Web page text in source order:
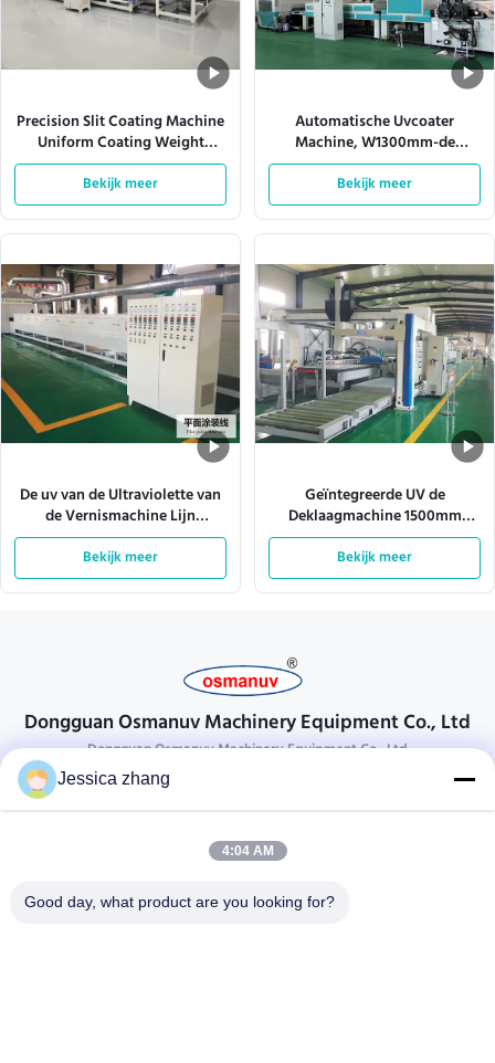
Precision Slit Coating Machine
Uniform Coating Weight
Verstelbare matrijzen
Bekijk meer
Automatische Uvcoater
Machine, W1300mm-de
Productielijn van de Nevelverf
Bekijk meer
De uv van de Ultraviolette van
de Vernismachine Lijn
Stralendeklaag ISO9001
L10000mm
Bekijk meer
Geïntegreerde UV de
Deklaagmachine 1500mm
Spuitpistool 380VAC van de
Raadslijn
Bekijk meer
Dongguan Osmanuv Machinery Equipment Co., Ltd
Dongguan Osmanuv Machinery Equipment Co., Ltd
Neem contact op.
28 tweede industrieel, wei van Liu chong, Wanjiang, DongGuan,
86-769 -88125248
Jessica zhang
4:04 AM
Good day, what product are you looking for?